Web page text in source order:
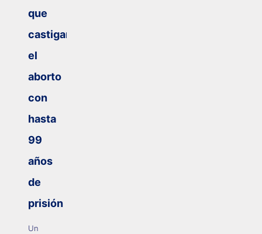
que
castigará
el
aborto
con
hasta
99
años
de
prisión
Un